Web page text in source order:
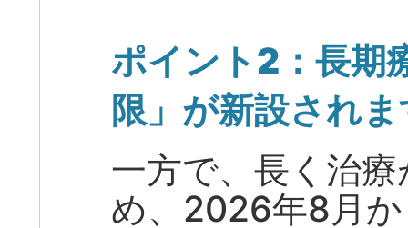
ポイント2：長期
限」が新設されま
一方で、長く治
め、2026年8月